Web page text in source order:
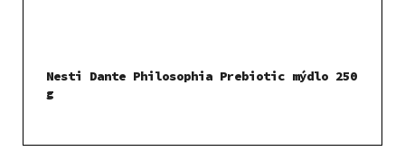
Nesti Dante Philosophia Prebiotic mýdlo 250
g